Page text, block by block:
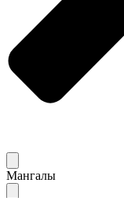
Мангалы